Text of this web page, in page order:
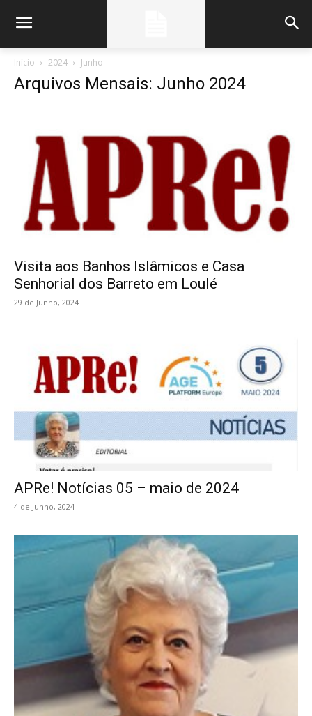
Início 2024 Junho
Arquivos Mensais: Junho 2024
Visita aos Banhos Islâmicos e Casa
Senhorial dos Barreto em Loulé
29 de Junho, 2024
APRe! Notícias 05 – maio de 2024
4 de Junho, 2024